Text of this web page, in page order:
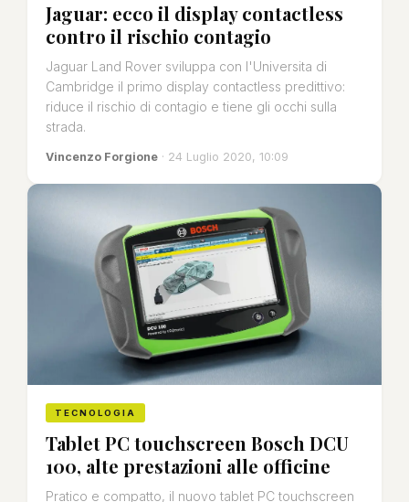
Jaguar: ecco il display contactless
contro il rischio contagio
Jaguar Land Rover sviluppa con l'Universita di
Cambridge il primo display contactless predittivo:
riduce il rischio di contagio e tiene gli occhi sulla
strada.
Vincenzo Forgione · 24 Luglio 2020, 10:09
TECNOLOGIA
Tablet PC touchscreen Bosch DCU
100, alte prestazioni alle officine
Pratico e compatto, il nuovo tablet PC touchscreen